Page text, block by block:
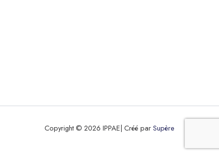
Copyright © 2026 IPPAE| Créé parSupère